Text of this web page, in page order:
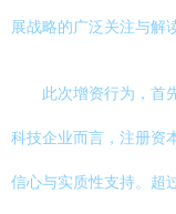
展战略的广泛关注与解
此次增资行为，首
科技企业而言，注册资
信心与实质性支持。超